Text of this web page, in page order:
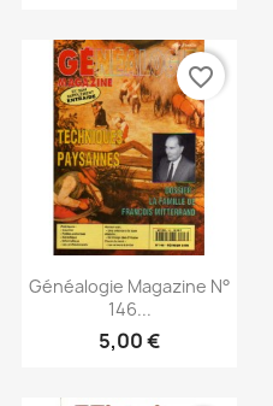
Vista rápida
Généalogie Magazine N°
146...
5,00 €
favorite_border